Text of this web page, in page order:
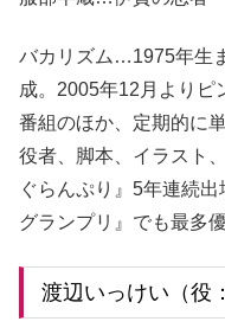
バカリズム…1975年生
成。2005年12月よりピ
番組のほか、定期的に
役者、脚本、イラスト
ぐらんぷり』5年連続
グランプリ』でも最多優
渡辺いっけい（役